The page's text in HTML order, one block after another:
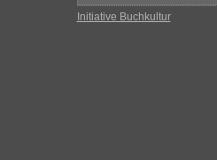
Initiative Buchkultur